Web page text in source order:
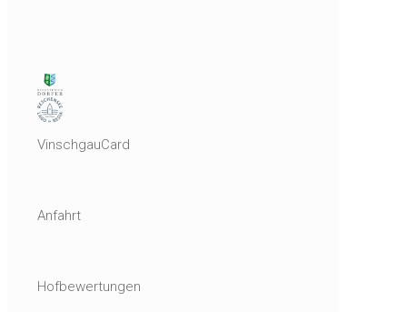
VinschgauCard
Anfahrt
Hofbewertungen